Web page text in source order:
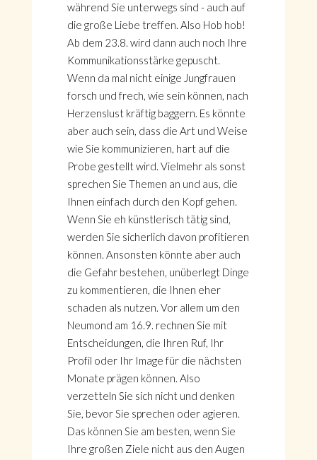
ÜBER AVANTGART.DE
IMPRESSUM & DATENSCHUTZ
während Sie unterwegs sind - auch auf
die große Liebe treffen. Also Hob hob!
Ab dem 23.8. wird dann auch noch Ihre
Kommunikationsstärke gepuscht.
Wenn da mal nicht einige Jungfrauen
forsch und frech, wie sein können, nach
Herzenslust kräftig baggern. Es könnte
aber auch sein, dass die Art und Weise
wie Sie kommunizieren, hart auf die
Probe gestellt wird. Vielmehr als sonst
sprechen Sie Themen an und aus, die
Ihnen einfach durch den Kopf gehen.
Wenn Sie eh künstlerisch tätig sind,
werden Sie sicherlich davon profitieren
können. Ansonsten könnte aber auch
die Gefahr bestehen, unüberlegt Dinge
zu kommentieren, die Ihnen eher
schaden als nutzen. Vor allem um den
Neumond am 16.9. rechnen Sie mit
Entscheidungen, die Ihren Ruf, Ihr
Profil oder Ihr Image für die nächsten
Monate prägen können. Also
verzetteln Sie sich nicht und denken
Sie, bevor Sie sprechen oder agieren.
Das können Sie am besten, wenn Sie
Ihre großen Ziele nicht aus den Augen